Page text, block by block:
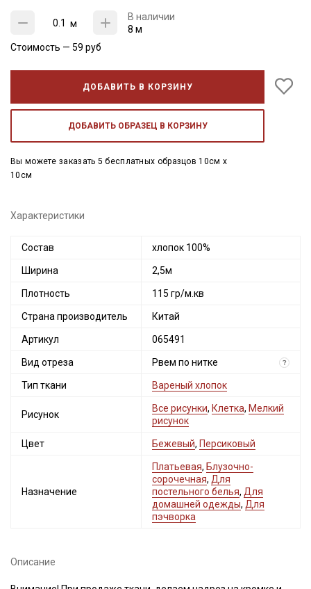
м
В наличии
8 м
Стоимость — 59 руб
ДОБАВИТЬ В КОРЗИНУ
ДОБАВИТЬ ОБРАЗЕЦ В КОРЗИНУ
Вы можете заказать 5 бесплатных образцов 10см x
10см
Характеристики
Состав хлопок 100%
Ширина 2,5м
Плотность 115 гр/м.кв
Страна производитель Китай
Артикул 065491
Вид отреза Рвем по нитке ?
Тип ткани Вареный хлопок
Рисунок
Все рисунки, Клетка, Мелкий
рисунок
Цвет Бежевый, Персиковый
Назначение
Платьевая, Блузочно-
сорочечная, Для
постельного белья, Для
домашней одежды, Для
пэчворка
Описание